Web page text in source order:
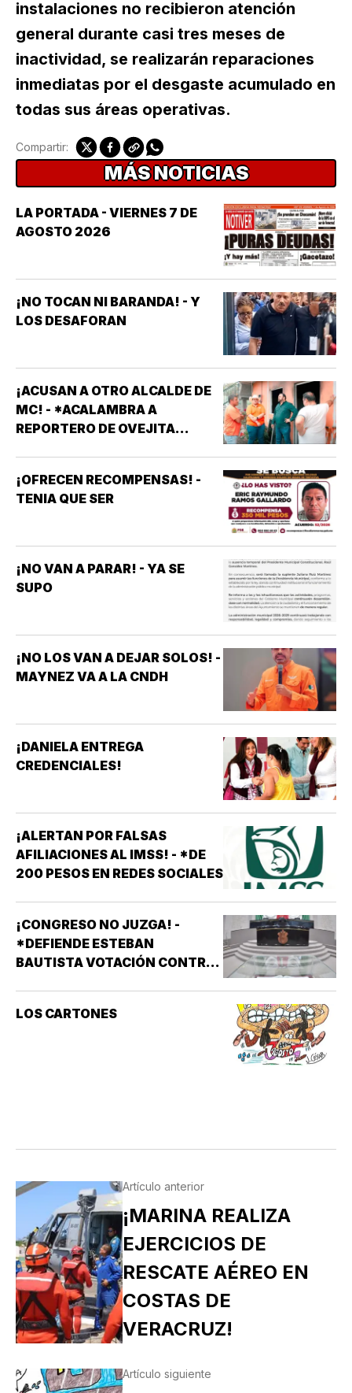
instalaciones no recibieron atención
general durante casi tres meses de
inactividad, se realizarán reparaciones
inmediatas por el desgaste acumulado en
todas sus áreas operativas.
Compartir:
MÁS NOTICIAS
LA PORTADA - VIERNES 7 DE
AGOSTO 2026
¡NO TOCAN NI BARANDA! - Y
LOS DESAFORAN
¡ACUSAN A OTRO ALCALDE DE
MC! - *ACALAMBRA A
REPORTERO DE OVEJITA
¡OFRECEN RECOMPENSAS! -
TENIA QUE SER
¡NO VAN A PARAR! - YA SE
SUPO
¡NO LOS VAN A DEJAR SOLOS! -
MAYNEZ VA A LA CNDH
¡DANIELA ENTREGA
CREDENCIALES!
¡ALERTAN POR FALSAS
AFILIACIONES AL IMSS! - *DE
200 PESOS EN REDES SOCIALES
¡CONGRESO NO JUZGA! -
*DEFIENDE ESTEBAN
BAUTISTA VOTACIÓN CONTRA
LOS CARTONES
Artículo anterior
¡MARINA REALIZA
EJERCICIOS DE
RESCATE AÉREO EN
COSTAS DE
VERACRUZ!
Artículo siguiente